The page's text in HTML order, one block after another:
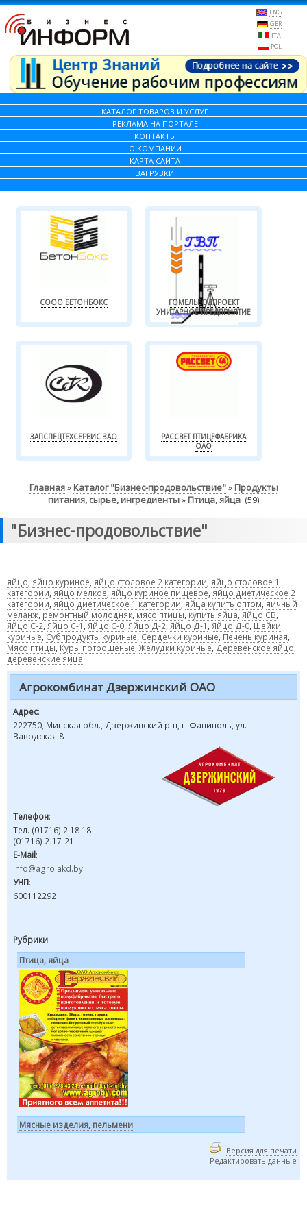
ENG
GER
ITA
POL
КАТАЛОГ ТОВАРОВ И УСЛУГ
РЕКЛАМА НА ПОРТАЛЕ
КОНТАКТЫ
О КОМПАНИИ
КАРТА САЙТА
ЗАГРУЗКИ
СООО БЕТОНБОКС
ГОМЕЛЬВОДПРОЕКТ
УНИТАРНОЕ ПРЕДПРИЯТИЕ
ЗАПСПЕЦТЕХСЕРВИС ЗАО
РАССВЕТ ПТИЦЕФАБРИКА
ОАО
Главная» Каталог "Бизнес-продовольствие"» Продукты
питания, сырье, ингредиенты» Птица, яйца(59)
"Бизнес-продовольствие"
яйцо яйцо куриное яйцо столовое 2 категории яйцо столовое 1
категории яйцо мелкое яйцо куриное пищевое яйцо диетическое 2
категории яйцо диетическое 1 категории яйца купить оптом яичный
меланж ремонтный молодняк мясо птицы купить яйца Яйцо СВ
Яйцо С-2 Яйцо С-1 Яйцо С-0 Яйцо Д-2 Яйцо Д-1 Яйцо Д-0 Шейки
куриные Субпродукты куриные Сердечки куриные Печень куриная
Мясо птицы Куры потрошеные Желудки куриные Деревенское яйцо
деревенские яйца
Агрокомбинат Дзержинский ОАО
Адрес:
222750, Минская обл., Дзержинский р-н, г. Фаниполь, ул.
Заводская 8
Телефон:
Тел. (01716) 2 18 18
(01716) 2-17-21
E-Mail:
info@agro.akd.by
УНП:
600112292
Рубрики:
Птица, яйца
Мясные изделия, пельмени
Версия для печати
Редактировать данные